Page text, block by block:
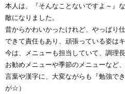
本人は、『そんなことないですよ～』
敵になりました。
昔からかわいかったけれど、やっぱり
できて責任もあり、頑張っている姿は
今は、メニューも担当していて、調理
お勧めメニューや季節のメニューなど
言葉や漢字に、大変ながらも『勉強で
が☆）